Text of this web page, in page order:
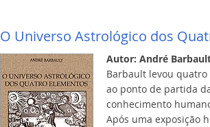
O Universo Astrológico dos
Autor: André
Barbault levou
ao ponto de partida
conhecimento
Após uma exposição